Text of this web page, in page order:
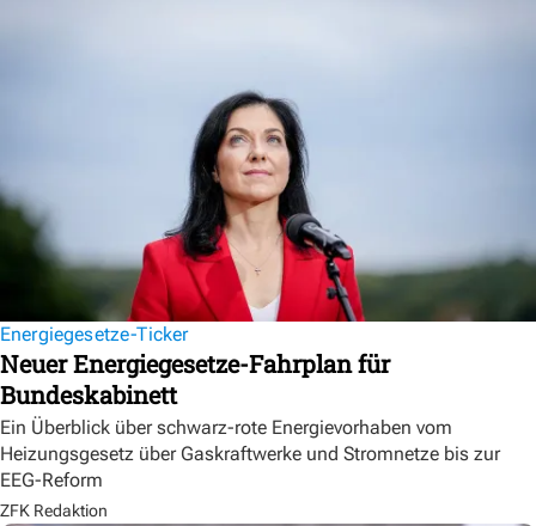
Energiegesetze-Ticker
Neuer Energiegesetze-Fahrplan für
Bundeskabinett
Ein Überblick über schwarz-rote Energievorhaben vom
Heizungsgesetz über Gaskraftwerke und Stromnetze bis zur
EEG-Reform
ZFK Redaktion